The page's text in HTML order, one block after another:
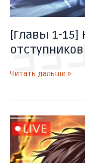
ゴゴゴ
[Главы 1-
отступников
Читать дальше »
[Глава
1-
Реинкарнация